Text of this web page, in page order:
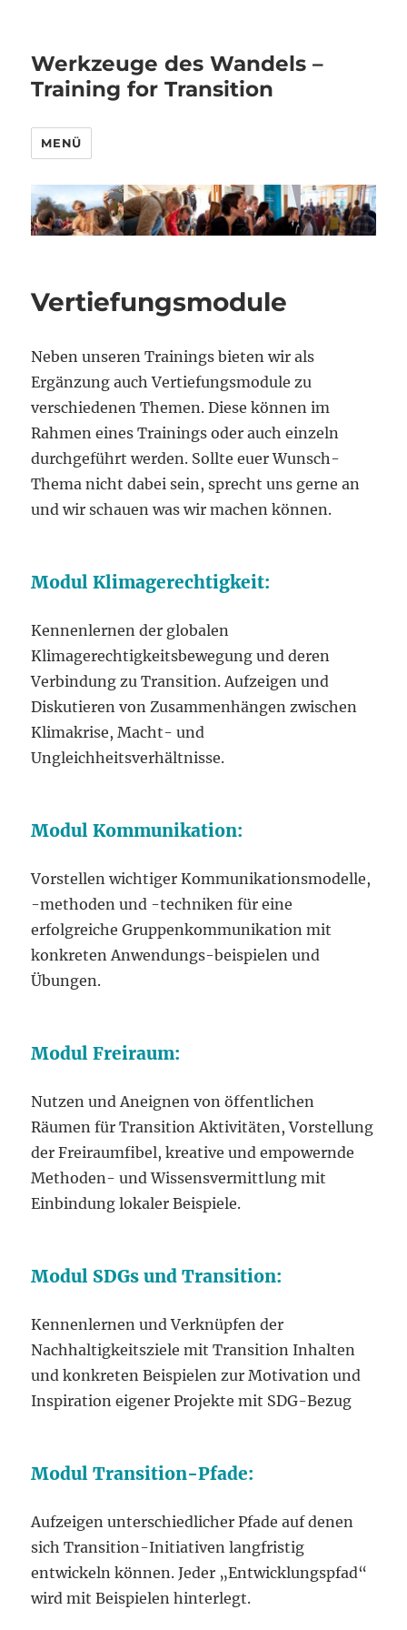
Werkzeuge des Wandels –
Training for Transition
MENÜ
Vertiefungsmodule
Neben unseren Trainings bieten wir als
Ergänzung auch Vertiefungsmodule zu
verschiedenen Themen. Diese können im
Rahmen eines Trainings oder auch einzeln
durchgeführt werden. Sollte euer Wunsch-
Thema nicht dabei sein, sprecht uns gerne an
und wir schauen was wir machen können.
Modul Klimagerechtigkeit:
Kennenlernen der globalen
Klimagerechtigkeitsbewegung und deren
Verbindung zu Transition. Aufzeigen und
Diskutieren von Zusammenhängen zwischen
Klimakrise, Macht- und
Ungleichheitsverhältnisse.
Modul Kommunikation:
Vorstellen wichtiger Kommunikationsmodelle,
-methoden und -techniken für eine
erfolgreiche Gruppenkommunikation mit
konkreten Anwendungs-beispielen und
Übungen.
Modul Freiraum:
Nutzen und Aneignen von öffentlichen
Räumen für Transition Aktivitäten, Vorstellung
der Freiraumfibel, kreative und empowernde
Methoden- und Wissensvermittlung mit
Einbindung lokaler Beispiele.
Modul SDGs und Transition:
Kennenlernen und Verknüpfen der
Nachhaltigkeitsziele mit Transition Inhalten
und konkreten Beispielen zur Motivation und
Inspiration eigener Projekte mit SDG-Bezug
Modul Transition-Pfade:
Aufzeigen unterschiedlicher Pfade auf denen
sich Transition-Initiativen langfristig
entwickeln können. Jeder „Entwicklungspfad“
wird mit Beispielen hinterlegt.